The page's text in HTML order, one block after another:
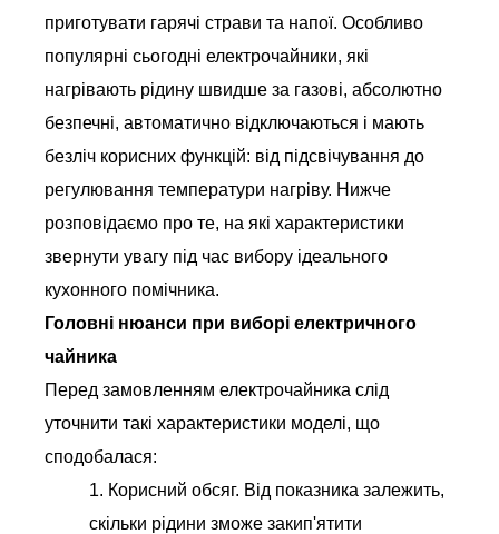
приготувати гарячі страви та напої. Особливо
популярні сьогодні електрочайники, які
нагрівають рідину швидше за газові, абсолютно
безпечні, автоматично відключаються і мають
безліч корисних функцій: від підсвічування до
регулювання температури нагріву. Нижче
розповідаємо про те, на які характеристики
звернути увагу під час вибору ідеального
кухонного помічника.
Головні нюанси при виборі електричного
чайника
Перед замовленням електрочайника слід
уточнити такі характеристики моделі, що
сподобалася:
1. Корисний обсяг. Від показника залежить,
скільки рідини зможе закип'ятити